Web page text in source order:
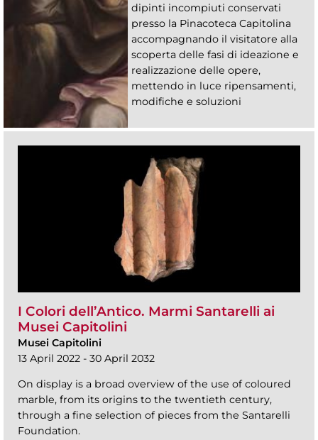
dipinti incompiuti conservati
presso la Pinacoteca Capitolina
accompagnando il visitatore alla
scoperta delle fasi di ideazione e
realizzazione delle opere,
mettendo in luce ripensamenti,
modifiche e soluzioni
I Colori dell’Antico. Marmi Santarelli ai
Musei Capitolini
Musei Capitolini
13 April 2022 - 30 April 2032
On display is a broad overview of the use of coloured
marble, from its origins to the twentieth century,
through a fine selection of pieces from the Santarelli
Foundation.